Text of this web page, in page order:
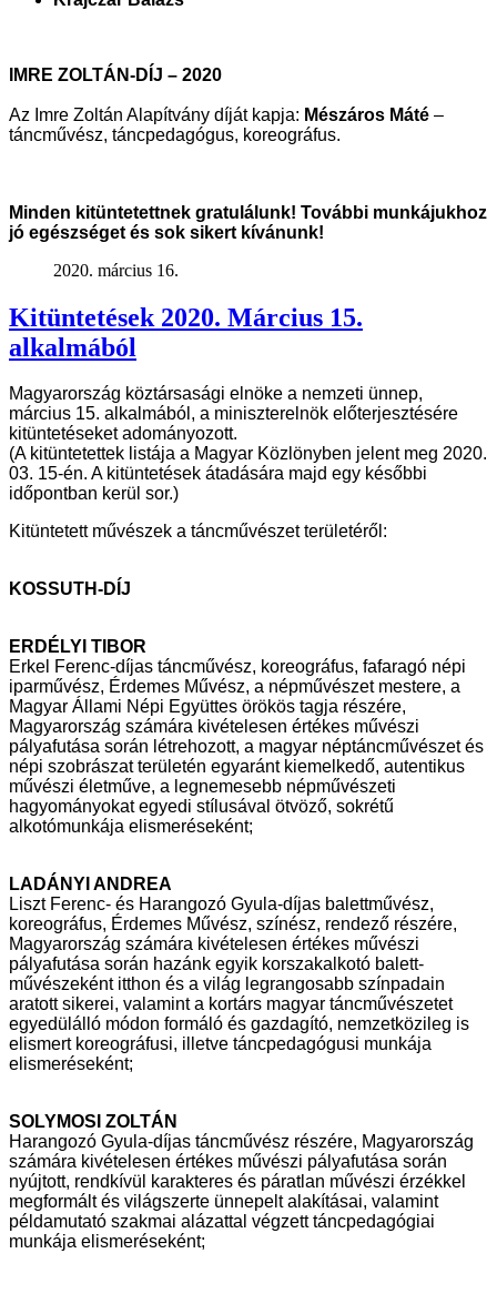
IMRE ZOLTÁN-DÍJ – 2020
Az Imre Zoltán Alapítvány díját kapja: Mészáros Máté –
táncművész, táncpedagógus, koreográfus.
Minden kitüntetettnek gratulálunk! További munkájukhoz
jó egészséget és sok sikert kívánunk!
2020. március 16.
Kitüntetések 2020. Március 15.
alkalmából
Magyarország köztársasági elnöke a nemzeti ünnep,
március 15. alkalmából, a miniszterelnök előterjesztésére
kitüntetéseket adományozott.
(A kitüntetettek listája a Magyar Közlönyben jelent meg 2020.
03. 15-én. A kitüntetések átadására majd egy későbbi
időpontban kerül sor.)
Kitüntetett művészek a táncművészet területéről:
KOSSUTH-DÍJ
ERDÉLYI TIBOR
Erkel Ferenc-díjas táncművész, koreográfus, fafaragó népi
iparművész, Érdemes Művész, a népművészet mestere, a
Magyar Állami Népi Együttes örökös tagja részére,
Magyarország számára kivételesen értékes művészi
pályafutása során létrehozott, a magyar néptáncművészet és
népi szobrászatterületén egyaránt kiemelkedő, autentikus
művészi életműve, a legnemesebb népművészeti
hagyományokat egyedi stílusával ötvöző, sokrétű
alkotómunkája elismeréseként;
LADÁNYI ANDREA
Liszt Ferenc- és Harangozó Gyula-díjas balettművész,
koreográfus, Érdemes Művész, színész, rendező részére,
Magyarország számára kivételesen értékes művészi
pályafutása során hazánk egyik korszakalkotó balett-
művészeként itthon és a világ legrangosabb színpadain
aratott sikerei, valamint a kortárs magyar táncművészetet
egyedülálló módon formáló és gazdagító, nemzetközileg is
elismert koreográfusi, illetve táncpedagógusi munkája
elismeréseként;
SOLYMOSI ZOLTÁN
Harangozó Gyula-díjas táncművész részére, Magyarország
számára kivételesen értékes művészi pályafutása során
nyújtott, rendkívül karakteres és páratlan művészi érzékkel
megformált és világszerte ünnepelt alakításai, valamint
példamutató szakmai alázattal végzett táncpedagógiai
munkája elismeréseként;